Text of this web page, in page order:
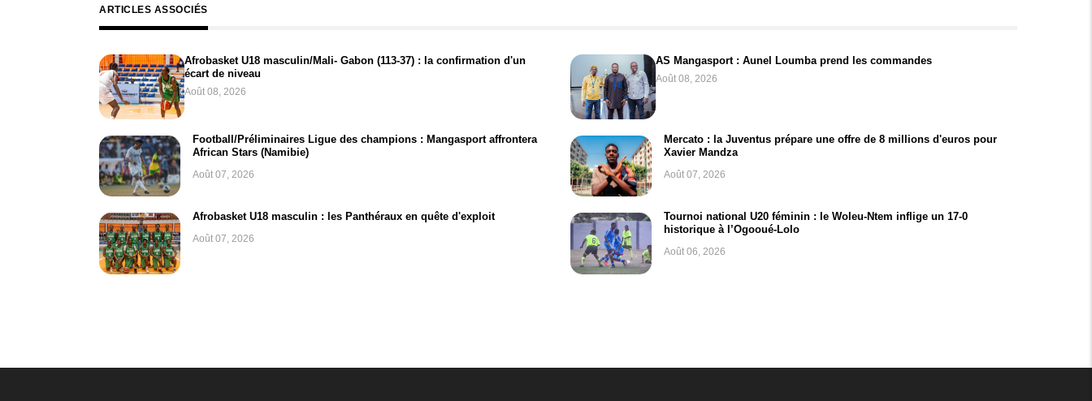
ARTICLES ASSOCIÉS
Afrobasket U18 masculin/Mali- Gabon (113-37) : la confirmation d'un
écart de niveau
Août 08, 2026
AS Mangasport : Aunel Loumba prend les commandes
Août 08, 2026
Football/Préliminaires Ligue des champions : Mangasport affrontera
African Stars (Namibie)
Août 07, 2026
Mercato : la Juventus prépare une offre de 8 millions d'euros pour
Xavier Mandza
Août 07, 2026
Afrobasket U18 masculin : les Panthéraux en quête d'exploit
Août 07, 2026
Tournoi national U20 féminin : le Woleu-Ntem inflige un 17-0
historique à l’Ogooué-Lolo
Août 06, 2026